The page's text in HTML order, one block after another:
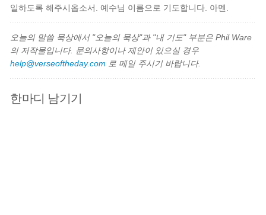
일하도록 해주시옵소서. 예수님 이름으로 기도합니다. 아멘.
오늘의 말씀 묵상에서 "오늘의 묵상"과 "내 기도" 부분은 Phil Ware
의 저작물입니다. 문의사항이나 제안이 있으실 경우
help@verseoftheday.com 로 메일 주시기 바랍니다.
한마디 남기기